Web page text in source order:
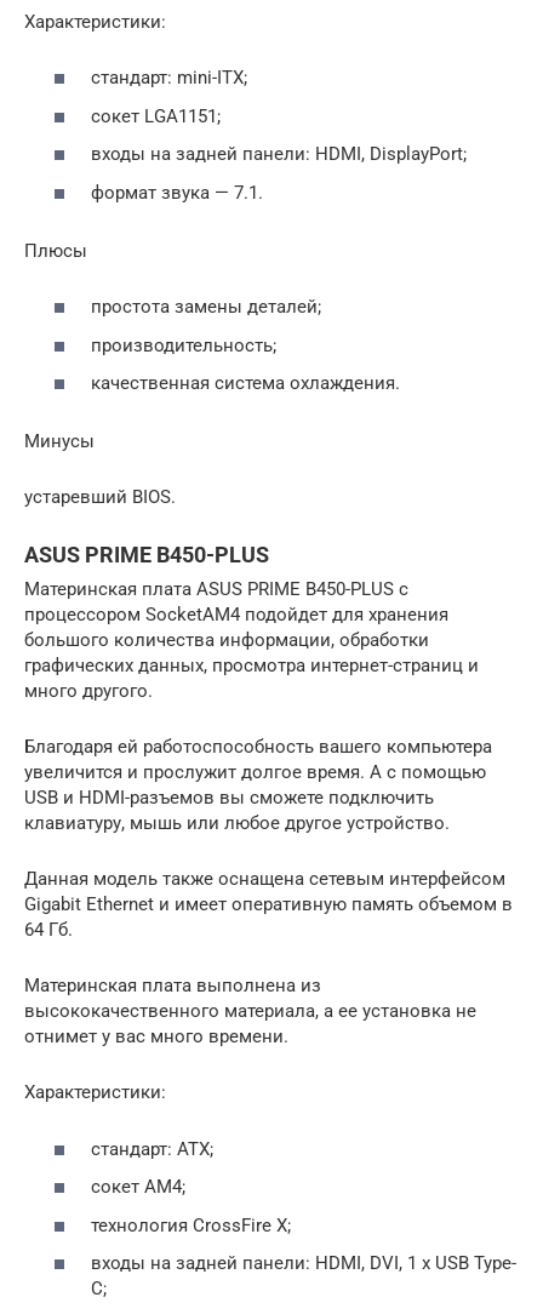
Характеристики:
стандарт: mini-ITX;
сокет LGA1151;
входы на задней панели: HDMI, DisplayPort;
формат звука — 7.1.
Плюсы
простота замены деталей;
производительность;
качественная система охлаждения.
Минусы
устаревший BIOS.
ASUS PRIME B450-PLUS
Материнская плата ASUS PRIME B450-PLUS с
процессором SocketAM4 подойдет для хранения
большого количества информации, обработки
графических данных, просмотра интернет-страниц и
много другого.
Благодаря ей работоспособность вашего компьютера
увеличится и прослужит долгое время. А с помощью
USB и HDMI-разъемов вы сможете подключить
клавиатуру, мышь или любое другое устройство.
Данная модель также оснащена сетевым интерфейсом
Gigabit Ethernet и имеет оперативную память объемом в
64 Гб.
Материнская плата выполнена из
высококачественного материала, а ее установка не
отнимет у вас много времени.
Характеристики:
стандарт: ATX;
сокет AM4;
технология CrossFire X;
входы на задней панели: HDMI, DVI, 1 x USB Type-
C;